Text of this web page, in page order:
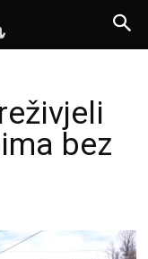
bez